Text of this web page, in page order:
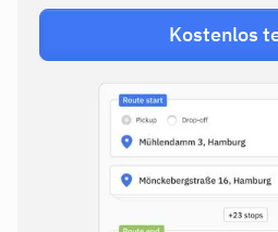
Kostenlos